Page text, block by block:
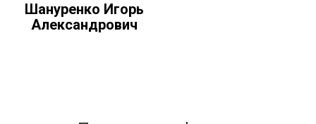
Шануренко Игорь
Александрович